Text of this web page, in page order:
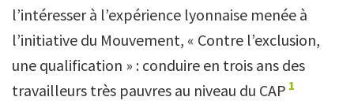
l’intéresser à l’expérience lyonnaise menée à
l’initiative du Mouvement, « Contre l’exclusion,
une qualification » : conduire en trois ans des
travailleurs très pauvres au niveau du CAP 1